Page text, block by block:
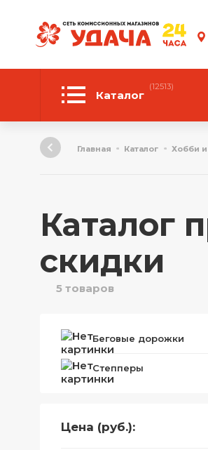
Каталог
(12513)
Автотовары
Компьютерная
Личные вещи
ТВ и Видео
Товары для дома
Фото и видеотехника
Главная Каталог Хобби
Каталог
скидки
5 товаров
Беговые дорожки
Степперы
Цена (руб.):